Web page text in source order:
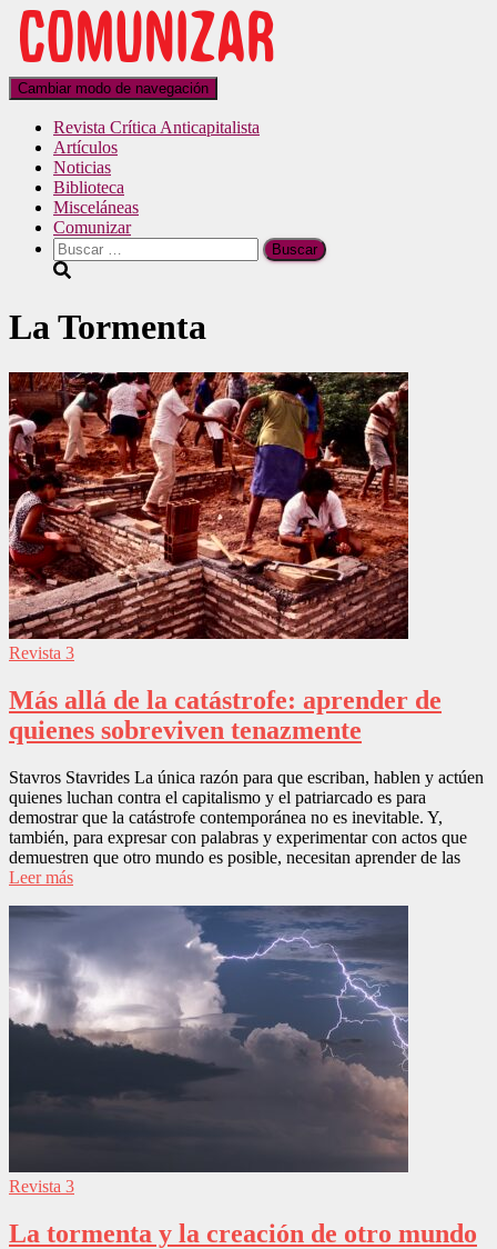
Cambiar modo de navegación
Revista Crítica Anticapitalista
Artículos
Noticias
Biblioteca
Misceláneas
Comunizar
La Tormenta
Revista 3
Más allá de la catástrofe: aprender de
quienes sobreviven tenazmente
Stavros Stavrides La única razón para que escriban, hablen y actúen
quienes luchan contra el capitalismo y el patriarcado es para
demostrar que la catástrofe contemporánea no es inevitable. Y,
también, para expresar con palabras y experimentar con actos que
demuestren que otro mundo es posible, necesitan aprender de las
Leer más
Revista 3
La tormenta y la creación de otro mundo